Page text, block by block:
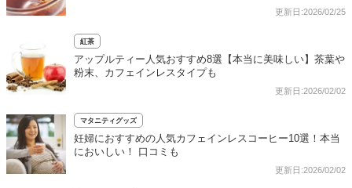
更新日:2026/02/25
紅茶
アップルティー人気おすすめ8選【本当に美味しい】茶葉や
粉末、カフェインレスタイプも
更新日:2026/02/02
マタニティグッズ
妊婦におすすめの人気カフェインレスコーヒー10選！本当
においしい！ 口コミも
更新日:2026/02/02